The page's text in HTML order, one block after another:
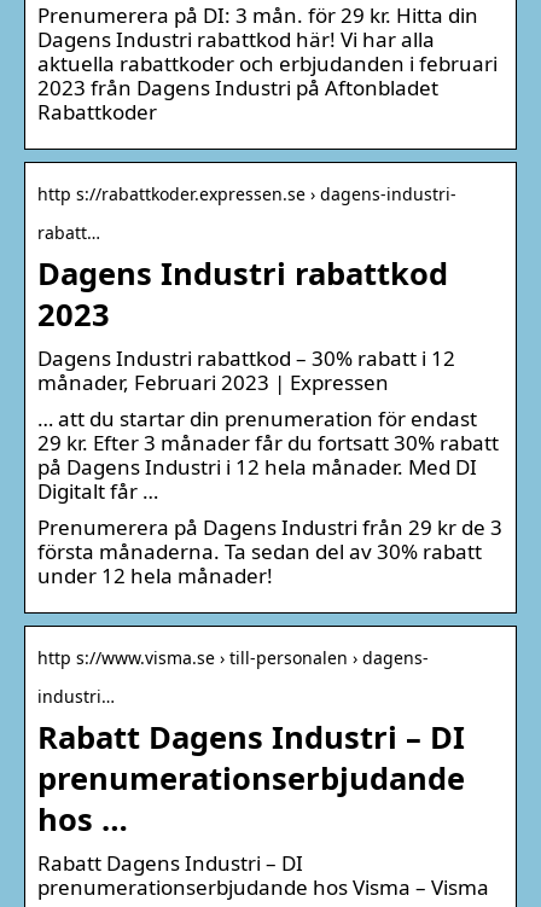
Prenumerera på DI: 3 mån. för 29 kr. Hitta din
Dagens Industri rabattkod här! Vi har alla
aktuella rabattkoder och erbjudanden i februari
2023 från Dagens Industri på Aftonbladet
Rabattkoder
http s://rabattkoder.expressen.se › dagens-industri-
rabatt…
Dagens Industri rabattkod
2023
Dagens Industri rabattkod – 30% rabatt i 12
månader, Februari 2023 | Expressen
… att du startar din prenumeration för endast
29 kr. Efter 3 månader får du fortsatt 30% rabatt
på Dagens Industri i 12 hela månader. Med DI
Digitalt får …
Prenumerera på Dagens Industri från 29 kr de 3
första månaderna. Ta sedan del av 30% rabatt
under 12 hela månader!
http s://www.visma.se › till-personalen › dagens-
industri…
Rabatt Dagens Industri – DI
prenumerationserbjudande
hos …
Rabatt Dagens Industri – DI
prenumerationserbjudande hos Visma – Visma